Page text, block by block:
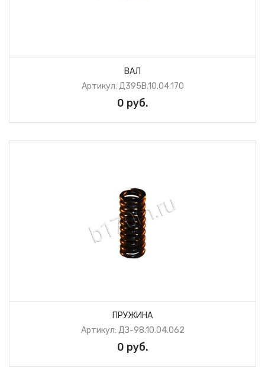
ВАЛ
Артикул: Д395В.10.04.170
0 руб.
ПРУЖИНА
Артикул: ДЗ-98.10.04.062
0 руб.